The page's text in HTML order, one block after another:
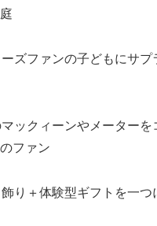
ズファンの子どもにサプ
ックィーンやメーターを
ファン
り＋体験型ギフトを一つ